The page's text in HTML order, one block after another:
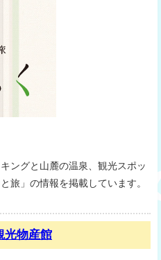
ングと山麓の温泉、観光スポッ
旅」の情報を掲載しています。
光物産館